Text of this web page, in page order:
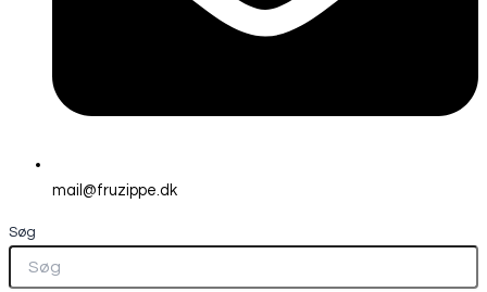
mail@fruzippe.dk
Søg